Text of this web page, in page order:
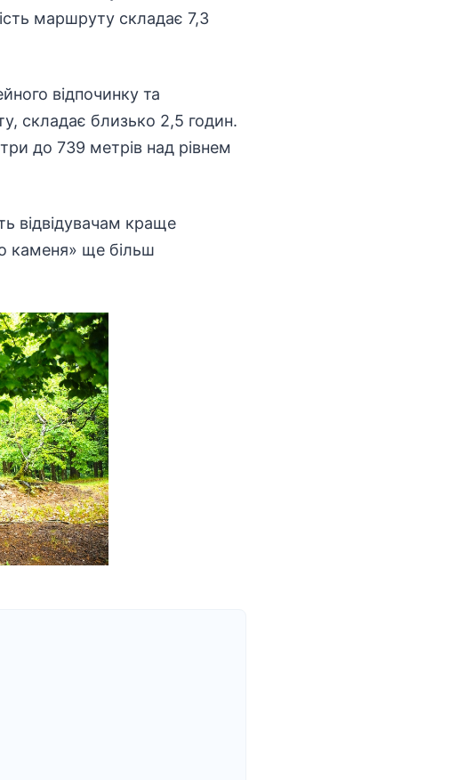
маршруту складає 7,3
відпочинку та
складає близько 2,5 годин.
до 739 метрів над рівнем
відвідувачам краще
каменя» ще більш